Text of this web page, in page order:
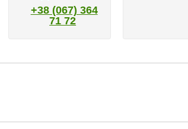
+38 (067) 364
71 72